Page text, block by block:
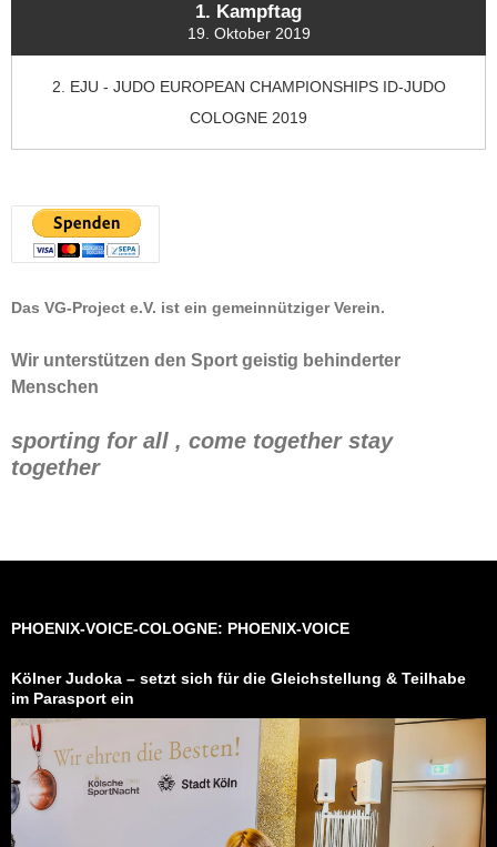
1. Kampftag
19. Oktober 2019
2. EJU - JUDO EUROPEAN CHAMPIONSHIPS ID-JUDO
COLOGNE 2019
Das VG-Project e.V. ist ein gemeinnütziger Verein.
Wir unterstützen den Sport geistig behinderter
Menschen
sporting for all , come together stay
together
PHOENIX-VOICE-COLOGNE: PHOENIX-VOICE
Kölner Judoka – setzt sich für die Gleichstellung & Teilhabe
im Parasport ein